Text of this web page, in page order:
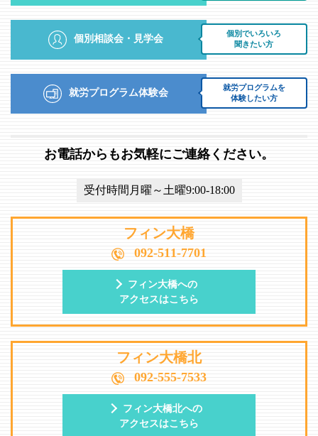
個別でいろいろ
聞きたい方
個別相談会・見学会
就労プログラムを
体験したい方
就労プログラム体験会
お電話からもお気軽にご連絡ください。
受付時間月曜～土曜9:00-18:00
フィン大橋
092-511-7701
フィン大橋への
アクセスはこちら
フィン大橋北
092-555-7533
フィン大橋北への
アクセスはこちら